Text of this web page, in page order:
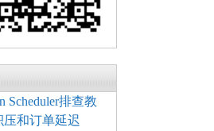
Scheduler排查教
和订单延迟